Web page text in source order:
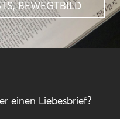
BEWEGTBILD
einen Liebesbrief?